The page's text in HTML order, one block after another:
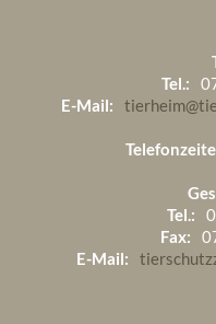
Tel.:
E-Mail:
Tel.:
Fax:
E-Mail: